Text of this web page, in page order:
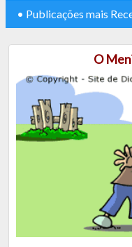
• Publicações mais
O